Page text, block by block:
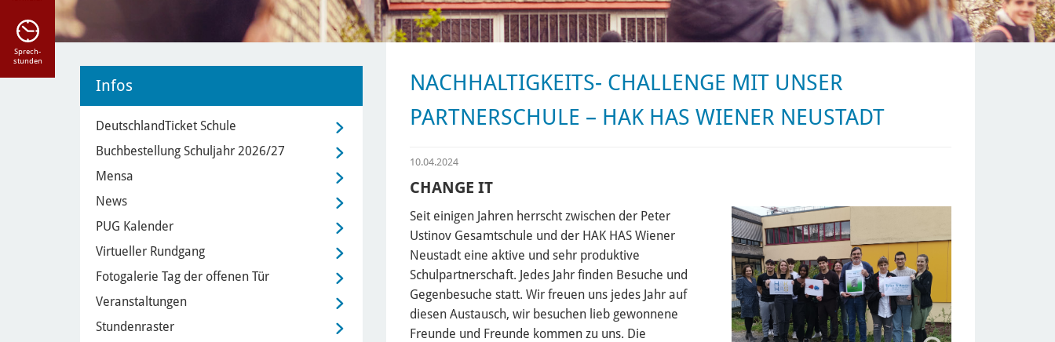
NACHHALTIGKEITS- CHALLENGE MIT UNSER
PARTNERSCHULE – HAK HAS WIENER NEUSTADT
10.04.2024
CHANGE IT
Seit einigen Jahren herrscht zwischen der Peter
Ustinov Gesamtschule und der HAK HAS Wiener
Neustadt eine aktive und sehr produktive
Schulpartnerschaft. Jedes Jahr finden Besuche und
Gegenbesuche statt. Wir freuen uns jedes Jahr auf
diesen Austausch, wir besuchen lieb gewonnene
Freunde und Freunde kommen zu uns. Die
Infos
DeutschlandTicket Schule
Buchbestellung Schuljahr 2026/27
Mensa
News
PUG Kalender
Virtueller Rundgang
Fotogalerie Tag der offenen Tür
Veranstaltungen
Stundenraster
Sprech-
stunden